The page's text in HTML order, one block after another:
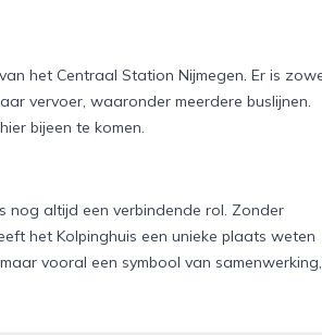
het Centraal Station Nijmegen. Er is
vervoer, waaronder meerdere buslijnen.
bijeen te komen.
nog altijd een verbindende rol. Zonder
het Kolpinghuis een unieke plaats weten
vooral een symbool van samenwerking,